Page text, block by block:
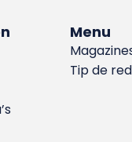
Menu
Tip de